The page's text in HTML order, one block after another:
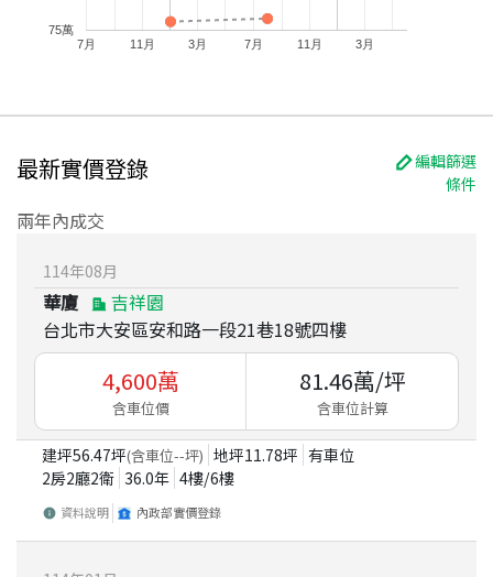
7月 11月 3月 7月 11月 3月
75萬
最新實價登錄
編輯篩選
條件
兩年內成交
114年08月
華廈
吉祥園
台北市大安區安和路一段21巷18號四樓
4,600萬
含車位價
81.46萬/坪
含車位計算
建坪56.47坪(含車位--坪) 地坪11.78坪 有車位
2房2廳2衛 36.0年 4樓/6樓
資料說明 內政部實價登錄